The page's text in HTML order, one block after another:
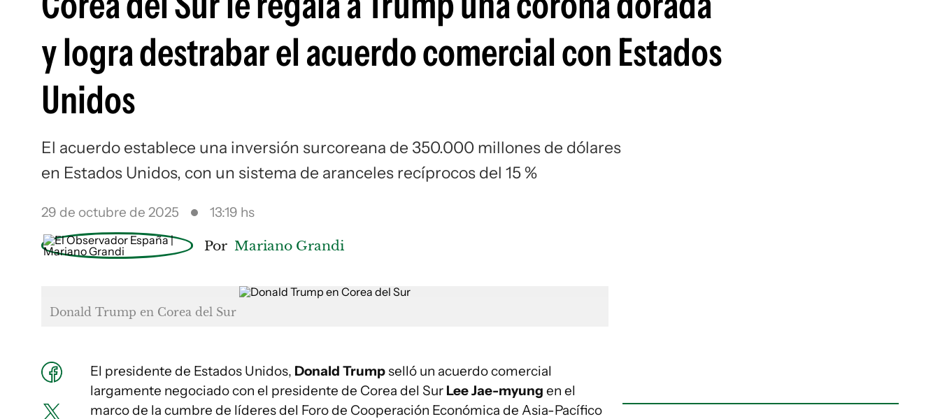
Siguenos en:
y logra destrabar el acuerdo comercial con Estados
Unidos
El acuerdo establece una inversión surcoreana de 350.000 millones de dólares
en Estados Unidos, con un sistema de aranceles recíprocos del 15 %
29 de octubre de 2025 13:19 hs
Por Mariano Grandi
Donald Trump en Corea del Sur
El presidente de Estados Unidos, Donald Trumpselló un acuerdo comercial
largamente negociado con el presidente de Corea del Sur Lee Jae-myung en el
marco de la cumbre de líderes del Foro de Cooperación Económica de Asia-Pacífico